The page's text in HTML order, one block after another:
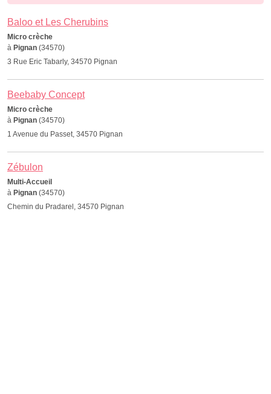
Baloo et Les Cherubins
Micro crèche
à Pignan (34570)
3 Rue Eric Tabarly, 34570 Pignan
Beebaby Concept
Micro crèche
à Pignan (34570)
1 Avenue du Passet, 34570 Pignan
Zébulon
Multi-Accueil
à Pignan (34570)
Chemin du Pradarel, 34570 Pignan